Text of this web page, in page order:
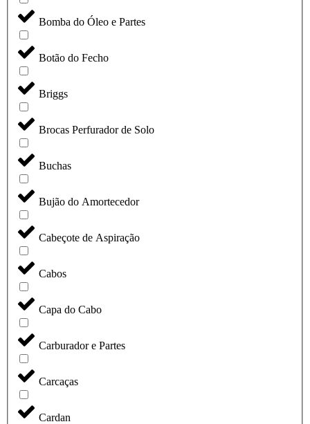
Bomba do Óleo e Partes
Botão do Fecho
Briggs
Brocas Perfurador de Solo
Buchas
Bujão do Amortecedor
Cabeçote de Aspiração
Cabos
Capa do Cabo
Carburador e Partes
Carcaças
Cardan